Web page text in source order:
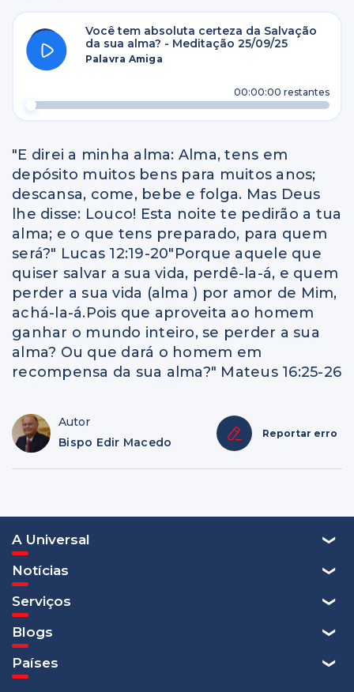
Você tem absoluta certeza da Salvação
da sua alma? - Meditação 25/09/25
Palavra Amiga
00:00:00 restantes
"E direi a minha alma: Alma, tens em
depósito muitos bens para muitos anos;
descansa, come, bebe e folga. Mas Deus
lhe disse: Louco! Esta noite te pedirão a tua
alma; e o que tens preparado, para quem
será?" Lucas 12:19-20"Porque aquele que
quiser salvar a sua vida, perdê-la-á, e quem
perder a sua vida (alma ) por amor de Mim,
achá-la-á.Pois que aproveita ao homem
ganhar o mundo inteiro, se perder a sua
alma? Ou que dará o homem em
recompensa da sua alma?" Mateus 16:25-26
Autor
Bispo Edir Macedo
Reportar erro
A Universal
Notícias
Serviços
Blogs
Países